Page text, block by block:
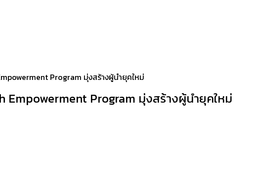
Program มุ่งสร้างผู้นำยุคใหม่
Program มุ่งสร้างผู้นำยุคใหม่